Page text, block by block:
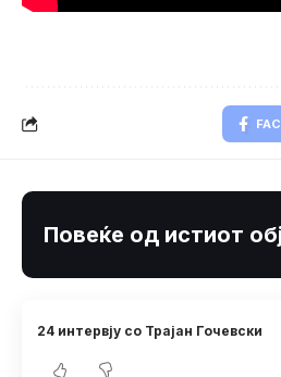
Повеќе од истиот
24 интервју со Трајан Гочевски